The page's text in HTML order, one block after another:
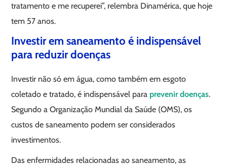
tratamento e me recuperei”, relembra Dinamérica, que hoje
tem 57 anos.
Investir em saneamento é indispensável
para reduzir doenças
Investir não só em água, como também em esgoto
coletado e tratado, é indispensável para prevenir doenças.
Segundo a Organização Mundial da Saúde (OMS), os
custos de saneamento podem ser considerados
investimentos.
Das enfermidades relacionadas ao saneamento, as